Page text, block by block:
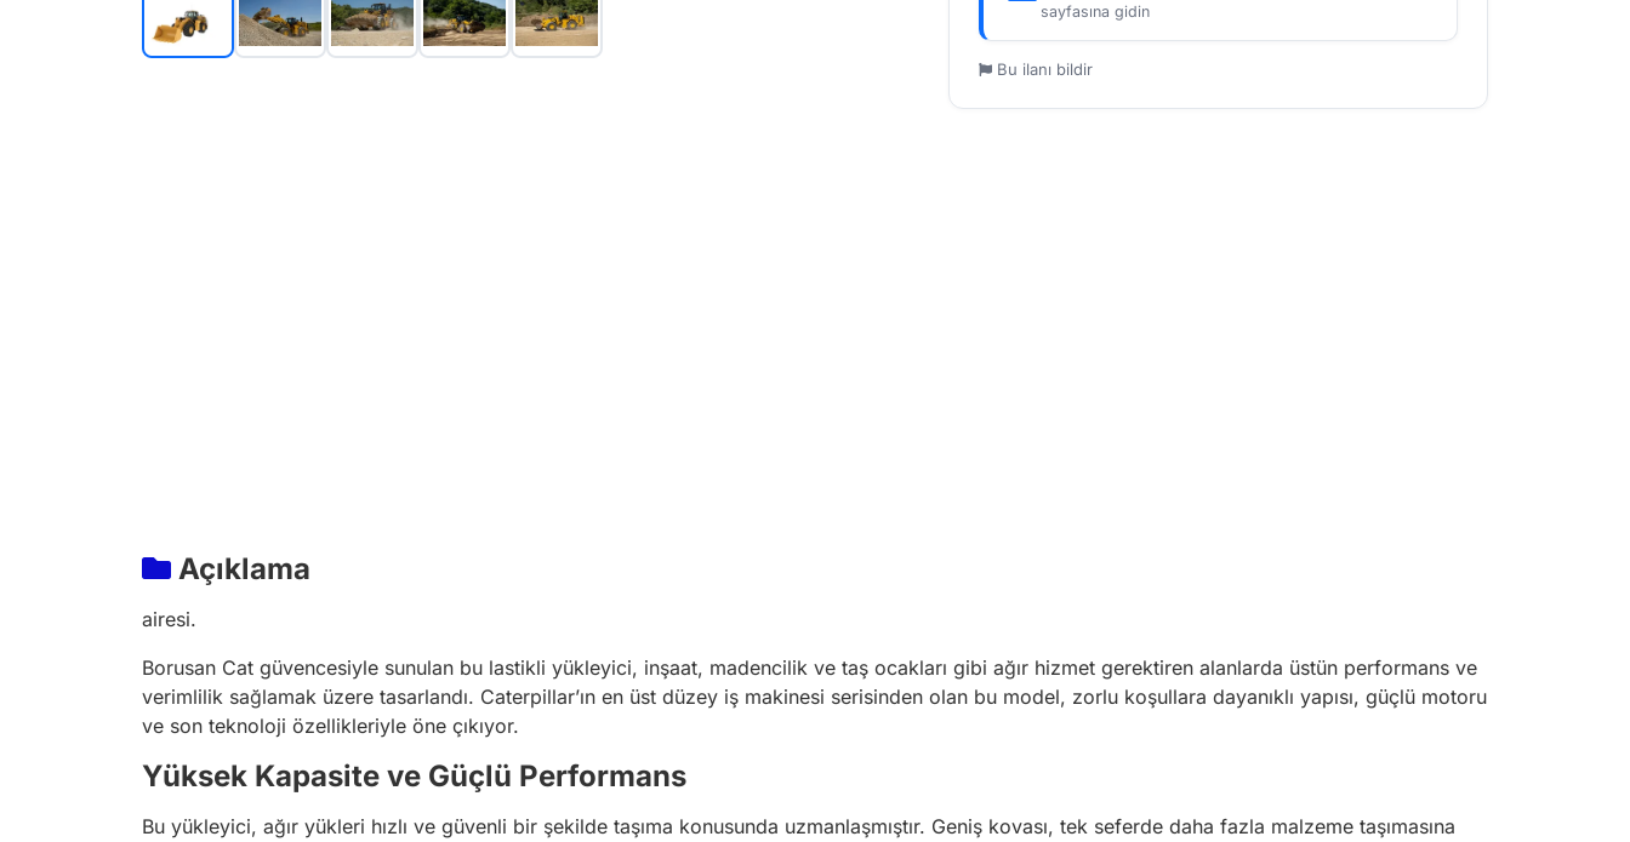
sayfasına gidin
Bu ilanı bildir
Açıklama
airesi.
Borusan Cat güvencesiyle sunulan bu lastikli yükleyici, inşaat, madencilik ve taş ocakları gibi ağır hizmet gerektiren alanlarda üstün performans ve
verimlilik sağlamak üzere tasarlandı. Caterpillar’ın en üst düzey iş makinesi serisinden olan bu model, zorlu koşullara dayanıklı yapısı, güçlü motoru
ve son teknoloji özellikleriyle öne çıkıyor.
Yüksek Kapasite ve Güçlü Performans
Bu yükleyici, ağır yükleri hızlı ve güvenli bir şekilde taşıma konusunda uzmanlaşmıştır. Geniş kovası, tek seferde daha fazla malzeme taşımasına